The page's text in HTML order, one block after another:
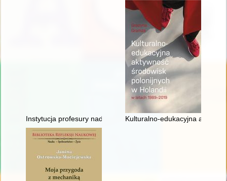
Instytucja profesury nadzwyczajnej w polskim państwowym
Kulturalno-edukacyjna